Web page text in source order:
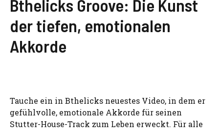
Bthelicks Groove: Die Kunst
der tiefen, emotionalen
Akkorde
Tauche ein in Bthelicks neuestes Video, in dem er
gefühlvolle, emotionale Akkorde für seinen
Stutter-House-Track zum Leben erweckt. Für alle